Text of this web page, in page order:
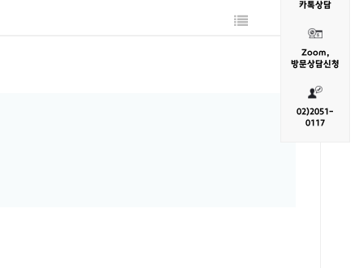
카톡상담
Zoom,
방문상담신청
02)2051-
0117